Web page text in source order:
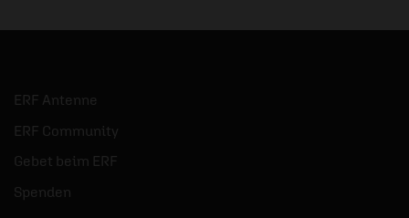
ERF Antenne
ERF Community
Gebet beim ERF
Spenden